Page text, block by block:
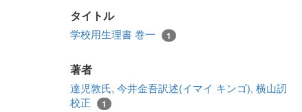
タイトル
学校用生理書 巻一 1
著者
達児敦氏, 今井金吾訳述(イマイ キンゴ), 横山訒
校正
1